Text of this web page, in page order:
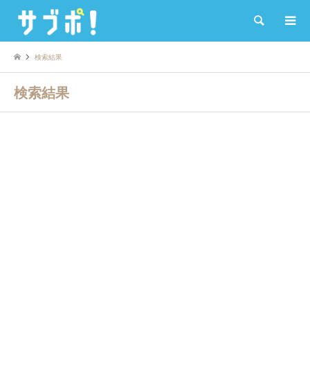
検索
検索結果
検索結果